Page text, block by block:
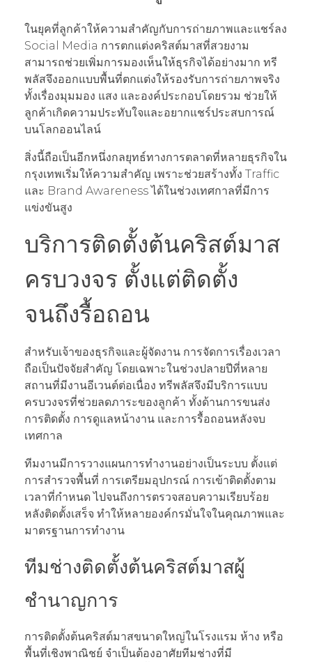
ในยุคที่ลูกค้าให้ความสำคัญกับการถ่ายภาพและแชร์ลง
Social Media การตกแต่งคริสต์มาสที่สวยงาม
สามารถช่วยเพิ่มการมองเห็นให้ธุรกิจได้อย่างมาก ทรี
พลัสจึงออกแบบพื้นที่ตกแต่งให้รองรับการถ่ายภาพจริง
ทั้งเรื่องมุมมอง แสง และองค์ประกอบโดยรวม ช่วยให้
ลูกค้าเกิดความประทับใจและอยากแชร์ประสบการณ์
บนโลกออนไลน์
สิ่งนี้ถือเป็นอีกหนึ่งกลยุทธ์ทางการตลาดที่หลายธุรกิจใน
กรุงเทพเริ่มให้ความสำคัญ เพราะช่วยสร้างทั้ง Traffic
และ Brand Awareness ได้ในช่วงเทศกาลที่มีการ
แข่งขันสูง
บริการติดตั้งต้นคริสต์มาส
ครบวงจร ตั้งแต่ติดตั้ง
จนถึงรื้อถอน
สำหรับเจ้าของธุรกิจและผู้จัดงาน การจัดการเรื่องเวลา
ถือเป็นปัจจัยสำคัญ โดยเฉพาะในช่วงปลายปีที่หลาย
สถานที่มีงานอีเวนต์ต่อเนื่อง ทรีพลัสจึงมีบริการแบบ
ครบวงจรที่ช่วยลดภาระของลูกค้า ทั้งด้านการขนส่ง
การติดตั้ง การดูแลหน้างาน และการรื้อถอนหลังจบ
เทศกาล
ทีมงานมีการวางแผนการทำงานอย่างเป็นระบบ ตั้งแต่
การสำรวจพื้นที่ การเตรียมอุปกรณ์ การเข้าติดตั้งตาม
เวลาที่กำหนด ไปจนถึงการตรวจสอบความเรียบร้อย
หลังติดตั้งเสร็จ ทำให้หลายองค์กรมั่นใจในคุณภาพและ
มาตรฐานการทำงาน
ทีมช่างติดตั้งต้นคริสต์มาสผู้
ชำนาญการ
การติดตั้งต้นคริสต์มาสขนาดใหญ่ในโรงแรม ห้าง หรือ
พื้นที่เชิงพาณิชย์ จำเป็นต้องอาศัยทีมช่างที่มี